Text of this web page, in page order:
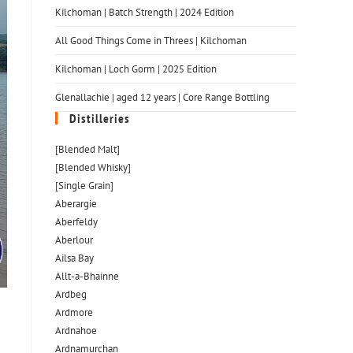
Kilchoman | Batch Strength | 2024 Edition
All Good Things Come in Threes | Kilchoman
Kilchoman | Loch Gorm​ | 2025 Edition
Glenallachie | aged 12 years | Core Range Bottling
Distilleries
[Blended Malt]
[Blended Whisky]
[Single Grain]
Aberargie
Aberfeldy
Aberlour
Ailsa Bay
Allt-a-Bhainne
Ardbeg
Ardmore
Ardnahoe
Ardnamurchan